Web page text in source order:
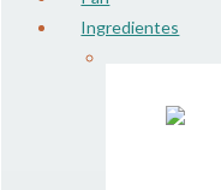
Ingredientes